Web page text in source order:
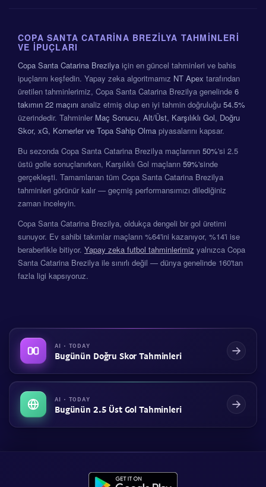
COPA SANTA CATARINA BREZILYA TAHMINLERI
VE İPUÇLARI
Copa Santa Catarina Brezilya için en güncel tahminleri ve bahis
ipuçlarını keşfedin. Yapay zeka algoritmamız NT Apex tarafından
üretilen tahminlerimiz, Copa Santa Catarina Brezilya genelinde 6
takımın 22 maçını analiz etmiş olup en iyi tahmin doğruluğu 54.5%
üzerindedir. Tahminler Maç Sonucu, Alt/Üst, Karşılıklı Gol, Doğru
Skor, xG, Kornerler ve Topa Sahip Olma piyasalarını kapsar.
Bu sezonda Copa Santa Catarina Brezilya maçlarının 50%'si 2.5
üstü golle sonuçlanırken, Karşılıklı Gol maçların 59%'sinde
gerçekleşti. Tamamlanan tüm Copa Santa Catarina Brezilya
tahminleri görünür kalır — geçmiş performansımızı dilediğiniz
zaman inceleyin.
Copa Santa Catarina Brezilya, oldukça dengeli bir gol üretimi
sunuyor. Ev sahibi takımlar maçların %64'ini kazanıyor, %14'i ise
beraberlikle bitiyor. Yapay zeka futbol tahminlerimiz yalnızca Copa
Santa Catarina Brezilya ile sınırlı değil — dünya genelinde 160'tan
fazla ligi kapsıyoruz.
AI · TODAY
Bugünün Doğru Skor Tahminleri
AI · TODAY
Bugünün 2.5 Üst Gol Tahminleri